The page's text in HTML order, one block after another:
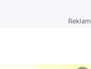
Reklam